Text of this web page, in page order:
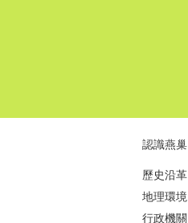
認識燕巢
歷史沿革
地理環境
行政機關